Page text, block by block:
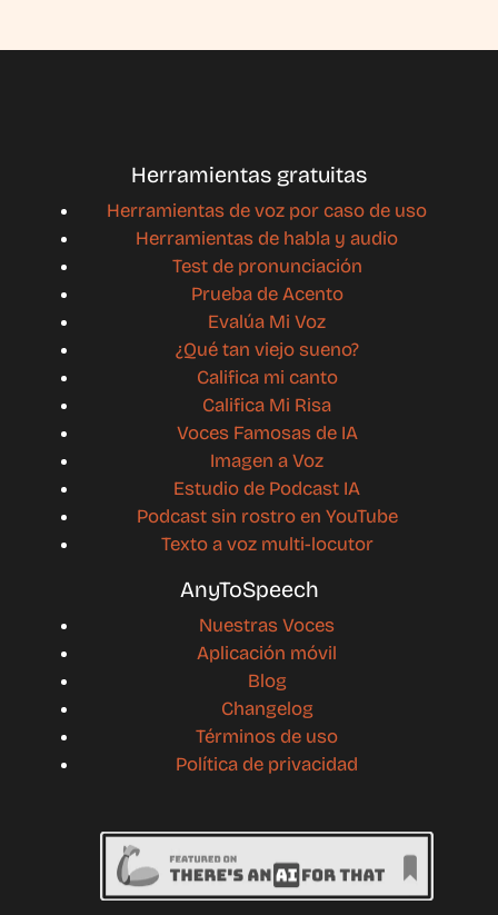
Herramientas gratuitas
Herramientas de voz por caso de uso
Herramientas de habla y audio
Test de pronunciación
Prueba de Acento
Evalúa Mi Voz
¿Qué tan viejo sueno?
Califica mi canto
Califica Mi Risa
Voces Famosas de IA
Imagen a Voz
Estudio de Podcast IA
Podcast sin rostro en YouTube
Texto a voz multi-locutor
AnyToSpeech
Nuestras Voces
Aplicación móvil
Blog
Changelog
Términos de uso
Política de privacidad